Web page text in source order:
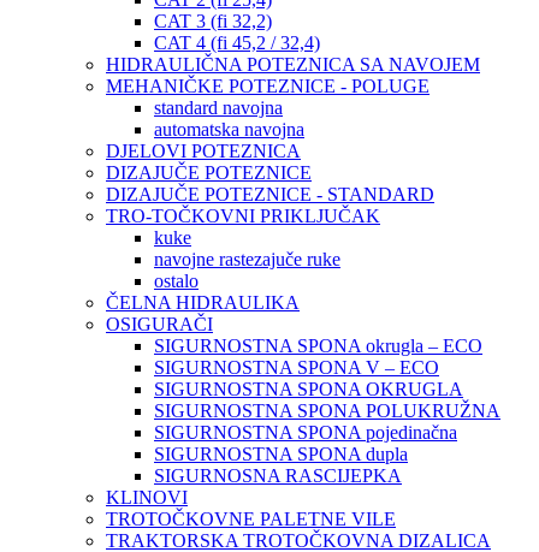
CAT 3 (fi 32,2)
CAT 4 (fi 45,2 / 32,4)
HIDRAULIČNA POTEZNICA SA NAVOJEM
MEHANIČKE POTEZNICE - POLUGE
standard navojna
automatska navojna
DJELOVI POTEZNICA
DIZAJUČE POTEZNICE
DIZAJUČE POTEZNICE - STANDARD
TRO-TOČKOVNI PRIKLJUČAK
kuke
navojne rastezajuče ruke
ostalo
ČELNA HIDRAULIKA
OSIGURAČI
SIGURNOSTNA SPONA okrugla – ECO
SIGURNOSTNA SPONA V – ECO
SIGURNOSTNA SPONA OKRUGLA
SIGURNOSTNA SPONA POLUKRUŽNA
SIGURNOSTNA SPONA pojedinačna
SIGURNOSTNA SPONA dupla
SIGURNOSNA RASCIJEPKA
KLINOVI
TROTOČKOVNE PALETNE VILE
TRAKTORSKA TROTOČKOVNA DIZALICA